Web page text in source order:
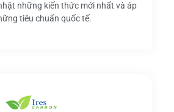
những kiến thức mới nhất và áp
tiêu chuẩn quốc tế.